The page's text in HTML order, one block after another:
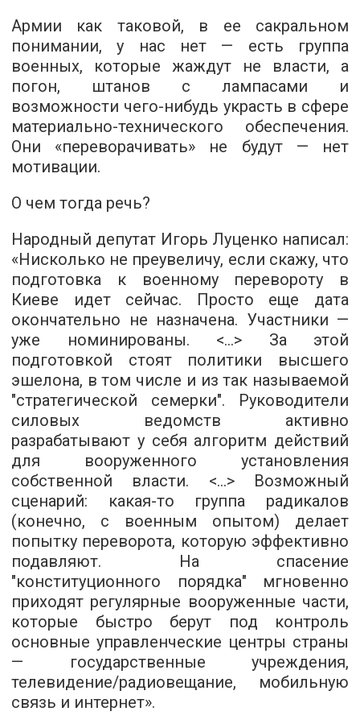
Армии как таковой, в ее сакральном
понимании, у нас нет — есть группа
военных, которые жаждут не власти, а
погон, штанов с лампасами и
возможности чего-нибудь украсть в сфере
материально-технического обеспечения.
Они «переворачивать» не будут — нет
мотивации.
О чем тогда речь?
Народный депутат Игорь Луценко написал:
«Нисколько не преувеличу, если скажу, что
подготовка к военному перевороту в
Киеве идет сейчас. Просто еще дата
окончательно не назначена. Участники —
уже номинированы. <...> За этой
подготовкой стоят политики высшего
эшелона, в том числе и из так называемой
"стратегической семерки". Руководители
силовых ведомств активно
разрабатывают у себя алгоритм действий
для вооруженного установления
собственной власти. <...> Возможный
сценарий: какая-то группа радикалов
(конечно, с военным опытом) делает
попытку переворота, которую эффективно
подавляют. На спасение
"конституционного порядка" мгновенно
приходят регулярные вооруженные части,
которые быстро берут под контроль
основные управленческие центры страны
— государственные учреждения,
телевидение/радиовещание, мобильную
связь и интернет».